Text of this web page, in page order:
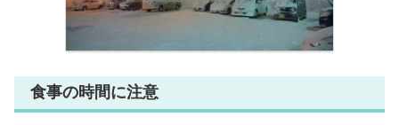
食事の時間に注意